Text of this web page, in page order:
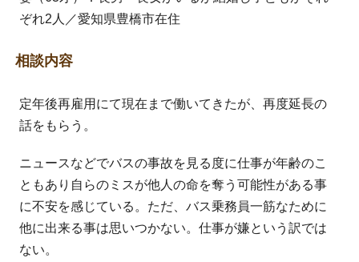
ぞれ2人／愛知県豊橋市在住
相談内容
定年後再雇用にて現在まで働いてきたが、再度延長の
話をもらう。
ニュースなどでバスの事故を見る度に仕事が年齢のこ
ともあり自らのミスが他人の命を奪う可能性がある事
に不安を感じている。ただ、バス乗務員一筋なために
他に出来る事は思いつかない。仕事が嫌という訳では
ない。